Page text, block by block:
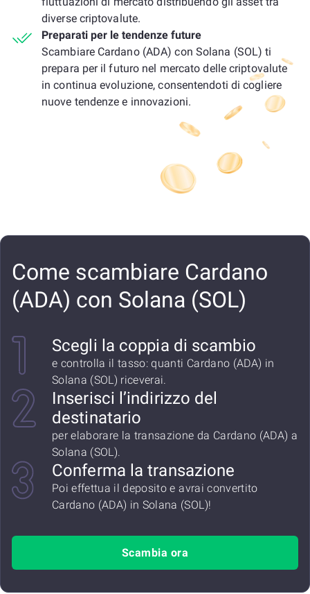
diverse criptovalute.
Preparati per le tendenze future
Scambiare Cardano (ADA) con Solana (SOL) ti
prepara per il futuro nel mercato delle criptovalute
in continua evoluzione, consentendoti di cogliere
nuove tendenze e innovazioni.
Come scambiare Cardano
(ADA) con Solana (SOL)
Scegli la coppia di scambio
e controlla il tasso: quanti Cardano (ADA) in
Solana (SOL) riceverai.
Inserisci l’indirizzo del
destinatario
per elaborare la transazione da Cardano (ADA) a
Solana (SOL).
Conferma la transazione
Poi effettua il deposito e avrai convertito
Cardano (ADA) in Solana (SOL)!
Scambia ora